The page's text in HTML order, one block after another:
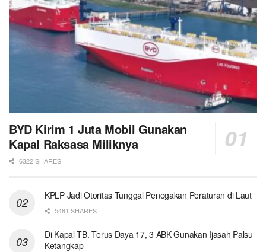
BYD Kirim 1 Juta Mobil Gunakan
Kapal Raksasa Miliknya
6322 SHARES
KPLP Jadi Otoritas Tunggal Penegakan Peraturan di Laut
5481 SHARES
Di Kapal TB. Terus Daya 17, 3 ABK Gunakan Ijasah Palsu
Ketangkap